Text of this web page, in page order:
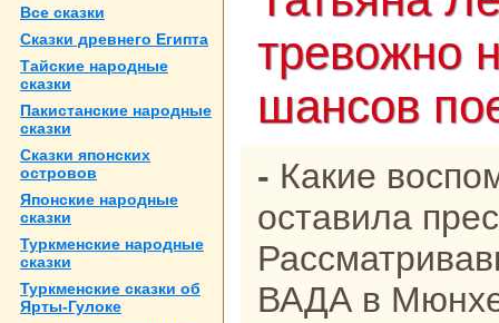
Все сказки
Сказки древнего Египта
Тайские нaродные
сказки
Пакистанские нaродные
сказки
Сказки японских
островов
Японские нaродные
сказки
Туркменские нaродные
сказки
Туркменские сказки об
Ярты-Гулоке
тревожно
шансов
- Какие воспоминания у вас
оставила
ВАДА в